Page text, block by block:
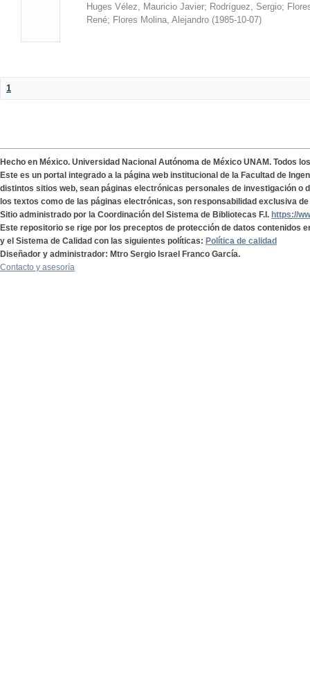
Huges Vélez, Mauricio Javier; Rodríguez, Sergio;
René; Flores Molina, Alejandro (1985-10-07)
1
Hecho en México. Universidad Nacional Autónoma de México UNAM. Todos
Este es un portal integrado a la página web institucional de la Facultad de
distintos sitios web, sean páginas electrónicas personales de investigación o
los textos como de las páginas electrónicas, son responsabilidad exclusiva
Sitio administrado por la Coordinación del Sistema de Bibliotecas F.I. https://
Este repositorio se rige por los preceptos de protección de datos contenidos
y el Sistema de Calidad con las siguientes políticas: Política de calidad
Diseñador y administrador: Mtro Sergio Israel Franco García.
Contacto y asesoría